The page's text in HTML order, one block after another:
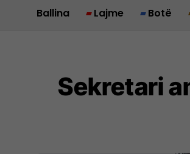
Ballina Lajme Botë
Sekretari